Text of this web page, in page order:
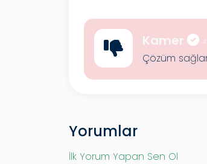
Kamer
Çözüm
Yorumlar
İlk Yorum Yapan Sen Ol